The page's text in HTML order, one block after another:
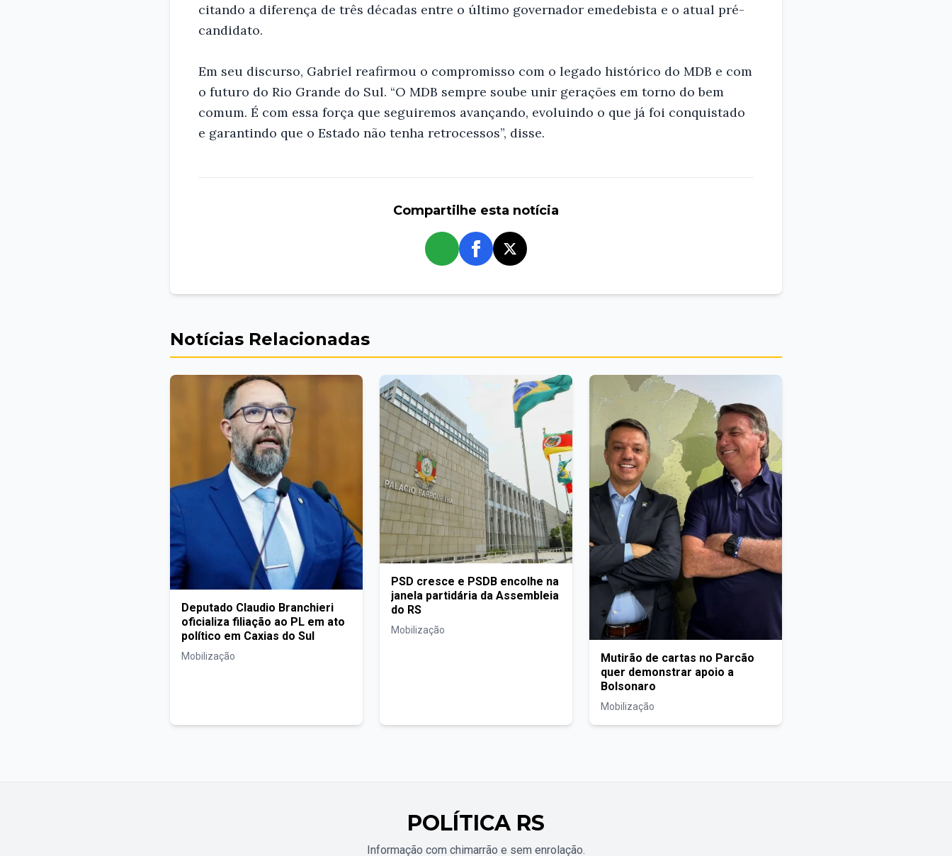
citando a diferença de três décadas entre o último governador emedebista e o atual pré-
candidato.
Em seu discurso, Gabriel reafirmou o compromisso com o legado histórico do MDB e com
o futuro do Rio Grande do Sul. “O MDB sempre soube unir gerações em torno do bem
comum. É com essa força que seguiremos avançando, evoluindo o que já foi conquistado
e garantindo que o Estado não tenha retrocessos”, disse.
Compartilhe esta notícia
whatsapp
Notícias Relacionadas
Deputado Claudio Branchieri
oficializa filiação ao PL em ato
político em Caxias do Sul
Mobilização
PSD cresce e PSDB encolhe na
janela partidária da Assembleia
do RS
Mobilização
Mutirão de cartas no Parcão
quer demonstrar apoio a
Bolsonaro
Mobilização
POLÍTICA RS
Informação com chimarrão e sem enrolação.